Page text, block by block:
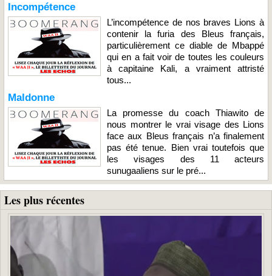
Incompétence
L’incompétence de nos braves Lions à
contenir la furia des Bleus français,
particulièrement ce diable de Mbappé
qui en a fait voir de toutes les couleurs
à capitaine Kali, a vraiment attristé
tous...
Maldonne
La promesse du coach Thiawito de
nous montrer le vrai visage des Lions
face aux Bleus français n’a finalement
pas été tenue. Bien vrai toutefois que
les visages des 11 acteurs
sunugaaliens sur le pré...
Les plus récentes